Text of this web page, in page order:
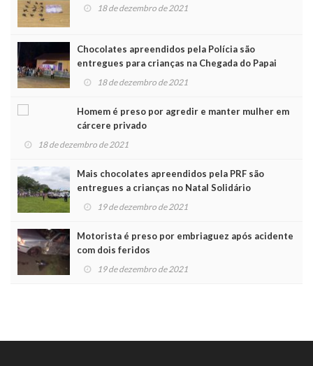
18 de dezembro de 2021
Chocolates apreendidos pela Polícia são
entregues para crianças na Chegada do Papai
Noel 18 de dezembro de 2021
Homem é preso por agredir e manter mulher em
cárcere privado
18 de dezembro de 2021
Mais chocolates apreendidos pela PRF são
entregues a crianças no Natal Solidário
19 de dezembro de 2021
Motorista é preso por embriaguez após acidente
com dois feridos
19 de dezembro de 2021